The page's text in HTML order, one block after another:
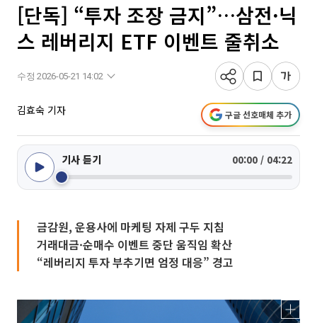
[단독] “투자 조장 금지”…삼전·닉
스 레버리지 ETF 이벤트 줄취소
수정 2026-05-21 14:02
김효숙 기자 구글 선호매체 추가
기사 듣기 00:00 / 04:22
금감원, 운용사에 마케팅 자제 구두 지침
거래대금·순매수 이벤트 중단 움직임 확산
“레버리지 투자 부추기면 엄정 대응” 경고